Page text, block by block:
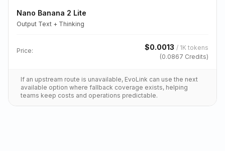
Nano Banana 2 Lite
Output Text + Thinking
Price: $0.0013 / 1K tokens
(0.0867 Credits)
If an upstream route is unavailable, EvoLink can use the next
available option where fallback coverage exists, helping
teams keep costs and operations predictable.